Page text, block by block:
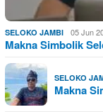
SELOKO JAMBI 05 Jun
Makna Simbolik
SELOKO
Makna